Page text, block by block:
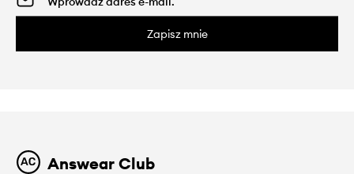
Zapisz mnie
Answear Club